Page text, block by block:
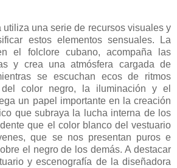
utiliza una serie de recursos visuales y
estos elementos sensuales. La
el folclore cubano, acompaña las
y crea una atmósfera cargada de
se escuchan ecos de ritmos
color negro, la iluminación y el
un papel importante en la creación
que subraya la lucha interna de los
que el color blanco del vestuario
que se nos presentan puros e
el negro de los demás. A destacar
y escenografía de la diseñadora